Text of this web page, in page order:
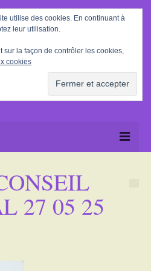
27 05 25
utilise des cookies. En continuant à
leur utilisation.
sur la façon de contrôler les cookies,
cookies